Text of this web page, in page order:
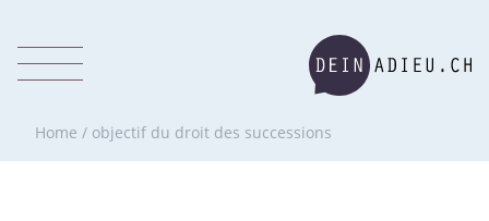
Home / objectif du droit des successions